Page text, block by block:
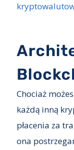
Chociaż
każdą inną
płacenia za
ona